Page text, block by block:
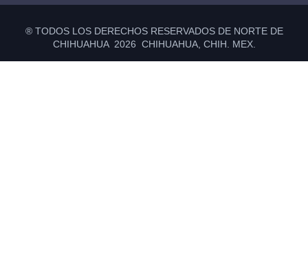
® TODOS LOS DERECHOS RESERVADOS DE NORTE DE
CHIHUAHUA 2026 CHIHUAHUA, CHIH. MEX.